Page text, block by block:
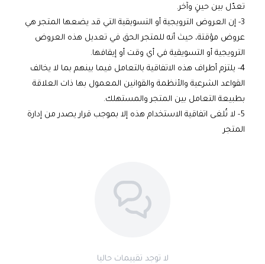
تعدّل بين حينٍ وآخر.
3- إن العروض الترويجية أو التسويقية التي قد يضعها المتجر هي
عروض مؤقتة، حيث أنه للمتجر الحق في تعديل هذه العروض
الترويجية أو التسويقية في أي وقت أو إيقافها.
4- يلتزم أطراف هذه الاتفاقية بالتعامل فيما بينهم بما لا يخالف
القواعد الشرعية والأنظمة والقوانين المعمول بها ذات العلاقة
بطبيعة التعامل بين المتجر والمستهلك.
5- لا تُلغى اتفاقية الاستخدام هذه إلا بموجب قرار يصدر من إدارة
المتجر
لا توجد تقييمات حاليا